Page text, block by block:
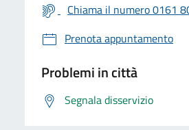
Chiama il numero 0161
Prenota appuntamento
Problemi in città
Segnala disservizio